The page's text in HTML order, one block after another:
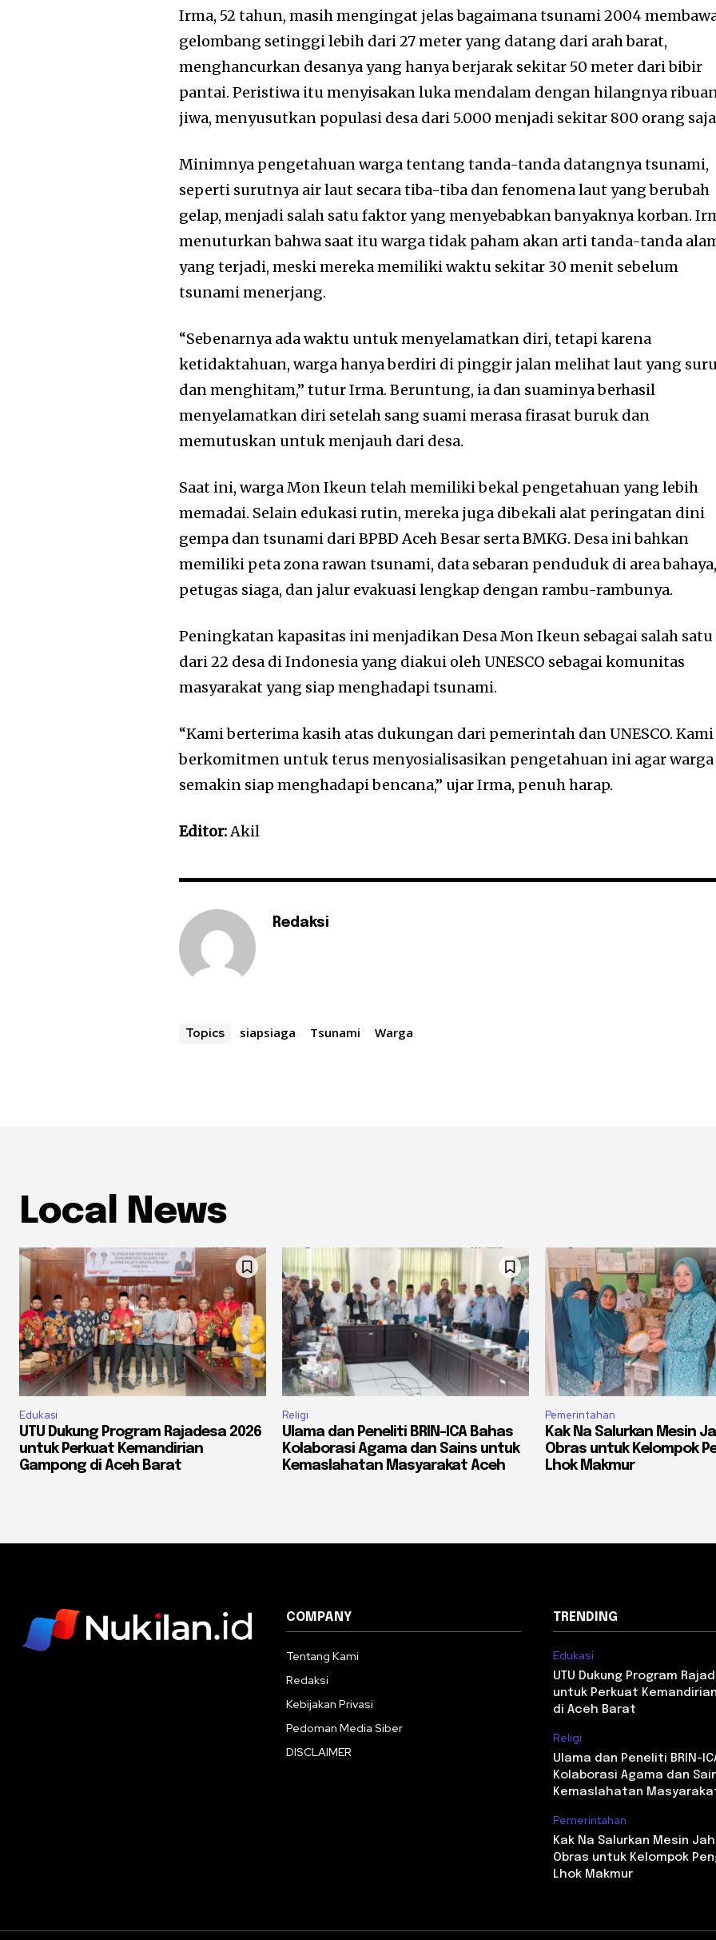
Irma, 52 tahun, masih mengingat jelas bagaimana tsunami 2004
gelombang setinggi lebih dari 27 meter yang datang dari arah barat,
menghancurkan desanya yang hanya berjarak sekitar 50 meter dari bibir
pantai. Peristiwa itu menyisakan luka mendalam dengan hilangnya
jiwa, menyusutkan populasi desa dari 5.000 menjadi sekitar 800 orang
Minimnya pengetahuan warga tentang tanda-tanda datangnya tsunami,
seperti surutnya air laut secara tiba-tiba dan fenomena laut yang berubah
gelap, menjadi salah satu faktor yang menyebabkan banyaknya korban.
menuturkan bahwa saat itu warga tidak paham akan arti tanda-tanda
yang terjadi, meski mereka memiliki waktu sekitar 30 menit sebelum
tsunami menerjang.
“Sebenarnya ada waktu untuk menyelamatkan diri, tetapi karena
ketidaktahuan, warga hanya berdiri di pinggir jalan melihat laut yang
dan menghitam,” tutur Irma. Beruntung, ia dan suaminya berhasil
menyelamatkan diri setelah sang suami merasa firasat buruk dan
memutuskan untuk menjauh dari desa.
Saat ini, warga Mon Ikeun telah memiliki bekal pengetahuan yang lebih
memadai. Selain edukasi rutin, mereka juga dibekali alat peringatan dini
gempa dan tsunami dari BPBD Aceh Besar serta BMKG. Desa ini bahkan
memiliki peta zona rawan tsunami, data sebaran penduduk di area bahaya,
petugas siaga, dan jalur evakuasi lengkap dengan rambu-rambunya.
Peningkatan kapasitas ini menjadikan Desa Mon Ikeun sebagai salah satu
dari 22 desa di Indonesia yang diakui oleh UNESCO sebagai komunitas
masyarakat yang siap menghadapi tsunami.
“Kami berterima kasih atas dukungan dari pemerintah dan UNESCO. Kami
berkomitmen untuk terus menyosialisasikan pengetahuan ini agar warga
semakin siap menghadapi bencana,” ujar Irma, penuh harap.
Editor:Akil
Redaksi
Topics siapsiaga Tsunami Warga
Local News
Edukasi
UTU Dukung Program Rajadesa 2026
untuk Perkuat Kemandirian
Gampong di Aceh Barat
Religi
Ulama dan Peneliti BRIN-ICA Bahas
Kolaborasi Agama dan Sains untuk
Kemaslahatan Masyarakat Aceh
Pemerintahan
Kak Na Salurkan Mesin
Obras untuk Kelompok
Lhok Makmur
COMPANY
Tentang Kami
Redaksi
Kebijakan Privasi
Pedoman Media Siber
DISCLAIMER
TRENDING
Edukasi
UTU Dukung Program
untuk Perkuat
di Aceh Barat
Religi
Ulama dan Peneliti BRIN-
Kolaborasi Agama dan
Kemaslahatan
Pemerintahan
Kak Na Salurkan Mesin
Obras untuk Kelompok
Lhok Makmur